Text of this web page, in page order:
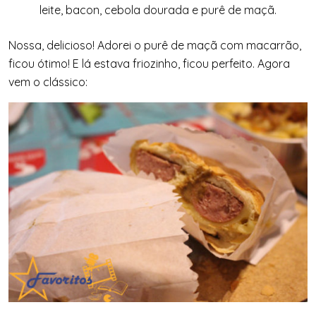
leite, bacon, cebola dourada e purê de maçã.
Nossa, delicioso! Adorei o purê de maçã com macarrão,
ficou ótimo! E lá estava friozinho, ficou perfeito. Agora
vem o clássico: